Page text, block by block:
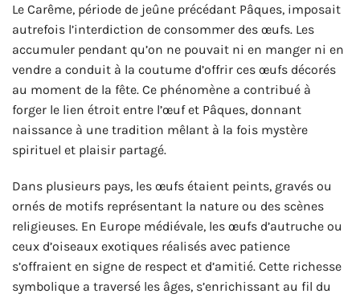
Le Carême, période de jeûne précédant Pâques, imposait
autrefois l’interdiction de consommer des œufs. Les
accumuler pendant qu’on ne pouvait ni en manger ni en
vendre a conduit à la coutume d’offrir ces œufs décorés
au moment de la fête. Ce phénomène a contribué à
forger le lien étroit entre l’œuf et Pâques, donnant
naissance à une tradition mêlant à la fois mystère
spirituel et plaisir partagé.
Dans plusieurs pays, les œufs étaient peints, gravés ou
ornés de motifs représentant la nature ou des scènes
religieuses. En Europe médiévale, les œufs d’autruche ou
ceux d’oiseaux exotiques réalisés avec patience
s’offraient en signe de respect et d’amitié. Cette richesse
symbolique a traversé les âges, s’enrichissant au fil du